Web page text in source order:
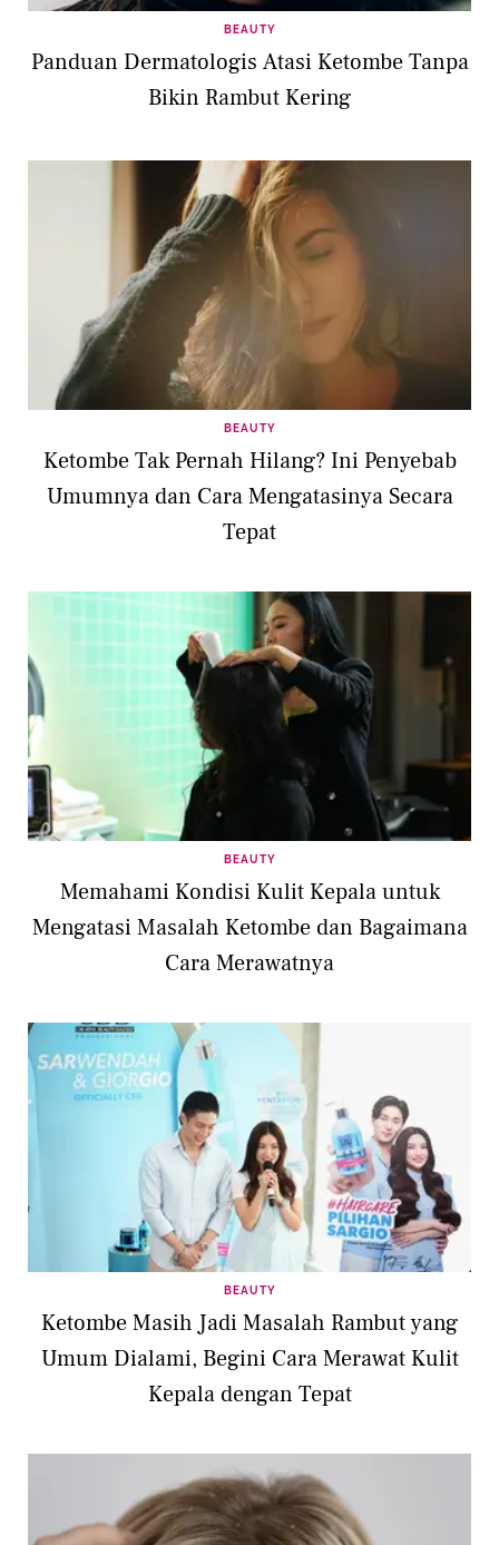
BEAUTY
Panduan Dermatologis Atasi Ketombe Tanpa
Bikin Rambut Kering
BEAUTY
Ketombe Tak Pernah Hilang? Ini Penyebab
Umumnya dan Cara Mengatasinya Secara
Tepat
BEAUTY
Memahami Kondisi Kulit Kepala untuk
Mengatasi Masalah Ketombe dan Bagaimana
Cara Merawatnya
BEAUTY
Ketombe Masih Jadi Masalah Rambut yang
Umum Dialami, Begini Cara Merawat Kulit
Kepala dengan Tepat